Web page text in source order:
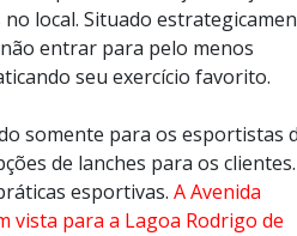
local. Situado
entrar para pelo menos
seu exercício favorito.
somente para os esportistas
de lanches para os clientes.
esportivas. A Avenida
vista para a Lagoa Rodrigo de